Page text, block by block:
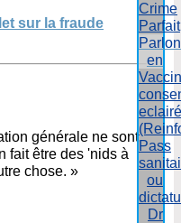
Crime
Parfait
en
Vaccin
eclairé
Pass
ou
Dr
sur la fraude
générale ne sont
fait être des 'nids à
chose. »